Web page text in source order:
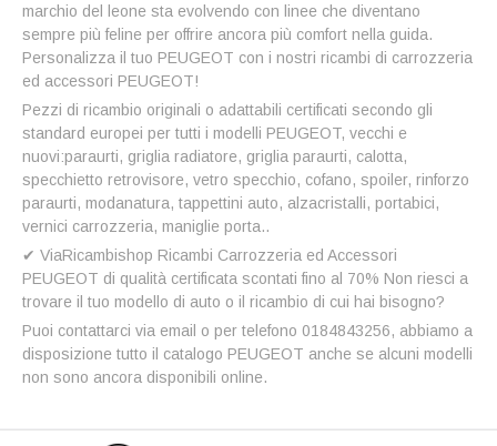
marchio del leone sta evolvendo con linee che diventano
sempre più feline per offrire ancora più comfort nella guida.
Personalizza il tuo PEUGEOT con i nostri ricambi di carrozzeria
ed accessori PEUGEOT!
Pezzi di ricambio originali o adattabili certificati secondo gli
standard europei per tutti i modelli PEUGEOT, vecchi e
nuovi:paraurti, griglia radiatore, griglia paraurti, calotta,
specchietto retrovisore, vetro specchio, cofano, spoiler, rinforzo
paraurti, modanatura, tappettini auto, alzacristalli, portabici,
vernici carrozzeria, maniglie porta..
✔ ViaRicambishop Ricambi Carrozzeria ed Accessori
PEUGEOT di qualità certificata scontati fino al 70% Non riesci a
trovare il tuo modello di auto o il ricambio di cui hai bisogno?
Puoi contattarci via email o per telefono 0184843256, abbiamo a
disposizione tutto il catalogo PEUGEOT anche se alcuni modelli
non sono ancora disponibili online.